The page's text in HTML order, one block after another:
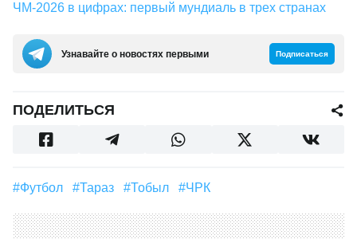
ЧМ-2026 в цифрах: первый мундиаль в трех странах
Узнавайте о новостях первыми Подписаться
ПОДЕЛИТЬСЯ
#футбол #Тараз #Тобыл #ЧРК